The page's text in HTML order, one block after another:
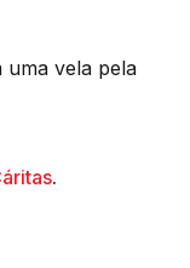
uma vela pela
.